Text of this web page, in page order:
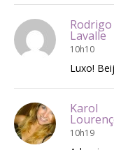
Rodrigo
Lavalle
10h10
Luxo!
Karol
10h19